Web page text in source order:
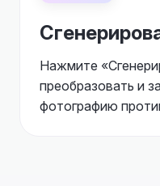
Нажмите
преобразовать и
фотографию